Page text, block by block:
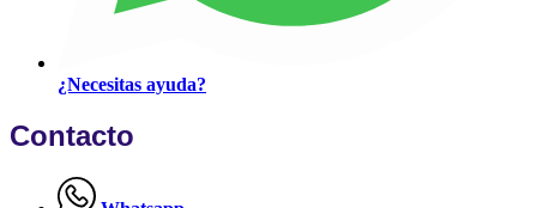
¿Necesitas ayuda?
Contacto